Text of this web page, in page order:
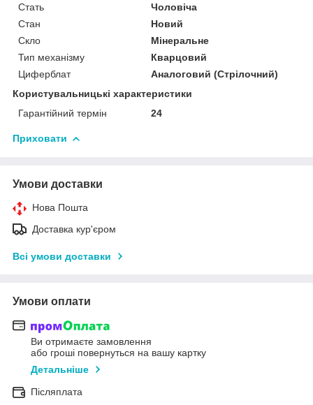
Стать
Чоловіча
Стан
Новий
Скло
Мінеральне
Тип механізму
Кварцовий
Циферблат
Аналоговий (Стрілочний)
Користувальницькі характеристики
Гарантійний термін
24
Приховати
Умови доставки
Нова Пошта
Доставка кур'єром
Всі умови доставки
Умови оплати
Ви отримаєте замовлення
або гроші повернуться на вашу картку
Детальніше
Післяплата